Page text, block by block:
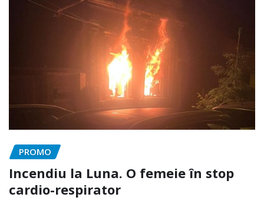
PROMO
Incendiu la Luna. O femeie în stop
cardio-respirator